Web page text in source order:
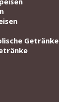
Getränke